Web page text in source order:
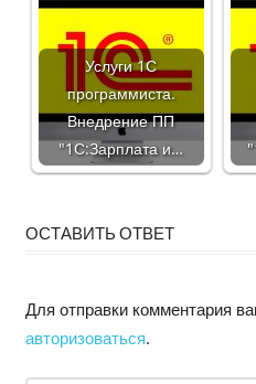
Услуги 1С
программиста.
Внедрение ПП
"1С:Зарплата и…
ОСТАВИТЬ ОТВЕТ
Для отправки комментария
авторизоваться.